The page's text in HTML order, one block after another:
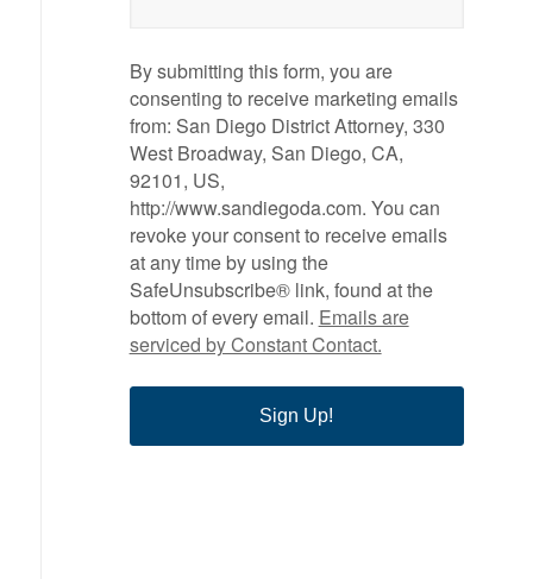
By submitting this form, you are
consenting to receive marketing emails
from: San Diego District Attorney, 330
West Broadway, San Diego, CA,
92101, US,
http://www.sandiegoda.com. You can
revoke your consent to receive emails
at any time by using the
SafeUnsubscribe® link, found at the
bottom of every email. Emails are
serviced by Constant Contact.
Sign Up!